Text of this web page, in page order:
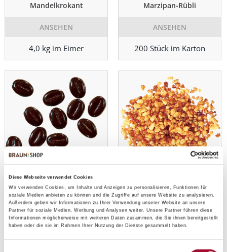
Diese Webseite verwendet Cookies
Wir verwenden Cookies, um Inhalte und Anzeigen zu personalisieren, Funktionen für
soziale Medien anbieten zu können und die Zugriffe auf unsere Website zu analysieren.
Außerdem geben wir Informationen zu Ihrer Verwendung unserer Website an unsere
Partner für soziale Medien, Werbung und Analysen weiter. Unsere Partner führen diese
Informationen möglicherweise mit weiteren Daten zusammen, die Sie ihnen bereitgestellt
haben oder die sie im Rahmen Ihrer Nutzung der Dienste gesammelt haben.
Mandelkrokant
ANSEHEN
4,0 kg im Eimer
Marzipan-Rübli
ANSEHEN
200 Stück im Karton
Moccabohnen RA MB cocoa
ANSEHEN
1,0 kg im Karton
ANSEHEN
5,0 kg im Karton